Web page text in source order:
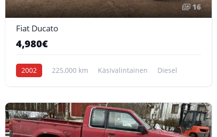
16
Fiat Ducato
4,980€
2002 225,000 km Käsivalintainen Diesel